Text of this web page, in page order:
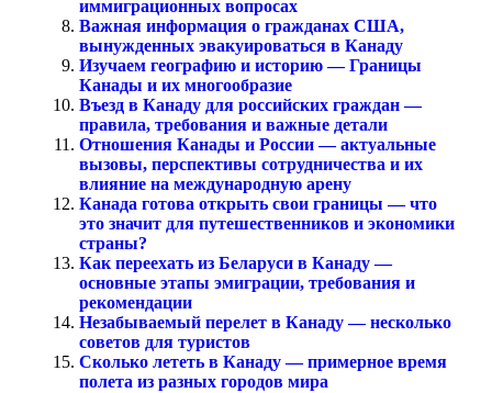
иммиграционных вопросах
Важная информация о гражданах США,
вынужденных эвакуироваться в Канаду
Изучаем географию и историю — Границы
Канады и их многообразие
Въезд в Канаду для российских граждан —
правила, требования и важные детали
Отношения Канады и России — актуальные
вызовы, перспективы сотрудничества и их
влияние на международную арену
Канада готова открыть свои границы — что
это значит для путешественников и экономики
страны?
Как переехать из Беларуси в Канаду —
основные этапы эмиграции, требования и
рекомендации
Незабываемый перелет в Канаду — несколько
советов для туристов
Сколько лететь в Канаду — примерное время
полета из разных городов мира